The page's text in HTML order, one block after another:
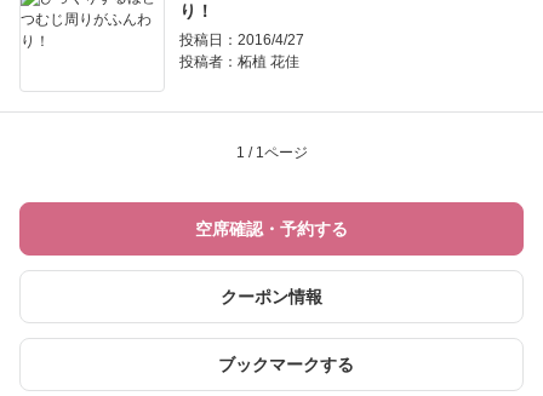
り！
投稿日：2016/4/27
投稿者： 柘植 花佳
1 / 1ページ
空席確認・予約する
クーポン情報
ブックマークする